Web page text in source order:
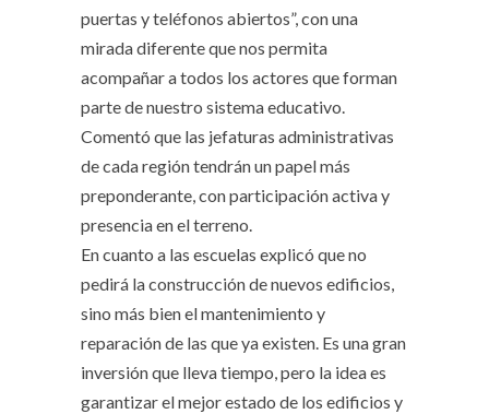
puertas y teléfonos abiertos”, con una
mirada diferente que nos permita
acompañar a todos los actores que forman
parte de nuestro sistema educativo.
Comentó que las jefaturas administrativas
de cada región tendrán un papel más
preponderante, con participación activa y
presencia en el terreno.
En cuanto a las escuelas explicó que no
pedirá la construcción de nuevos edificios,
sino más bien el mantenimiento y
reparación de las que ya existen. Es una gran
inversión que lleva tiempo, pero la idea es
garantizar el mejor estado de los edificios y